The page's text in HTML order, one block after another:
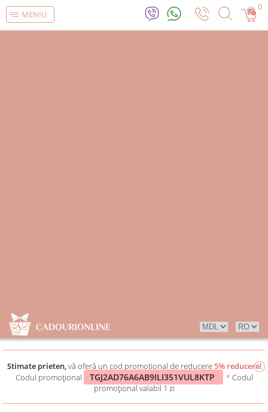
MENIU
0
Stimate prieten,vă oferă un cod promoțional de reducere5% reducere!
Codul promoțional
TGJ2AD76A6AB9ILI351VUL8KTP *Codul
promoțional valabil 1 zi